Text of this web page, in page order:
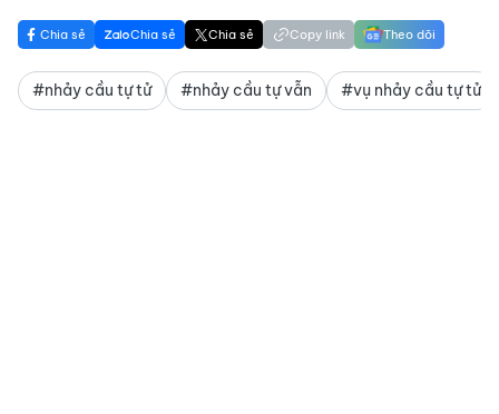
Chia sẻ Chia sẻ Chia sẻ Copy link Theo dõi
#nhảy cầu tự tử #nhảy cầu tự vẫn #vụ nhảy cầu tự tử